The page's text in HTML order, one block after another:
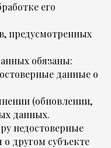
его
предусмотренных
обязаны:
данные о
(обновлении,
данных.
недостоверные
о другом субъекте